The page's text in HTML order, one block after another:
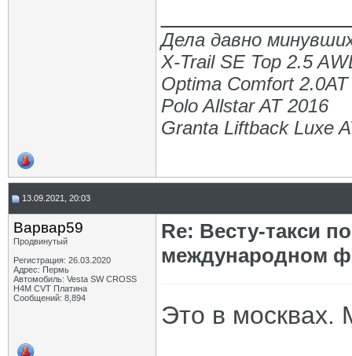
Дела давно
X-Trail SE Top 2.5
Optima Comfort
Polo Allstar AT 2016
Granta Liftback Luxe
13.09.2021, 20:03
Варвар59
Продвинутый
Регистрация: 26.03.2020
Адрес: Пермь
Автомобиль: Vesta SW CROSS
H4M CVT Платина
Сообщений: 8,894
Re: Весту-такси
международном
Это в москвах.